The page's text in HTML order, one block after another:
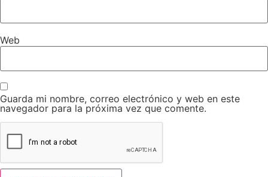
Web
Guarda mi nombre, correo electrónico y web en este
navegador para la próxima vez que comente.